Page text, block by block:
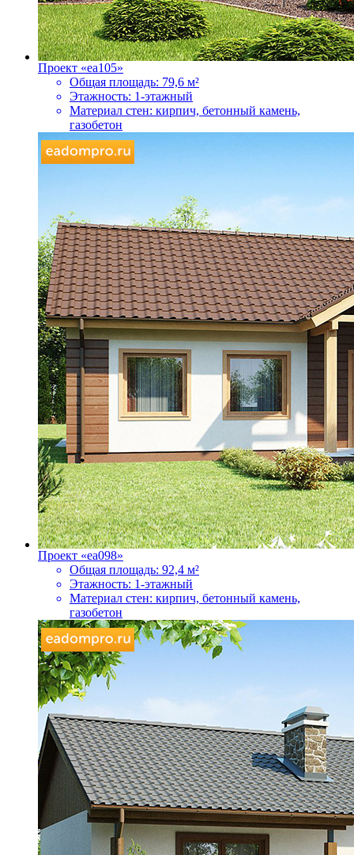
Проект «ea105»
Общая площадь: 79,6 м²
Этажность: 1-этажный
Материал стен: кирпич, бетонный камень,
газобетон
Проект «ea098»
Общая площадь: 92,4 м²
Этажность: 1-этажный
Материал стен: кирпич, бетонный камень,
газобетон